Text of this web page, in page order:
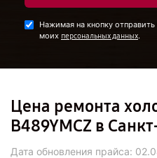
Нажимая на кнопку
моих персональных данных.
Цена ремонта
B489YMCZ в
Дата обновления прайса: